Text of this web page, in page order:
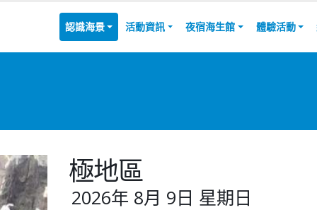
認識海景 活動資訊 夜宿海生館 體驗活動
極地區
2026年 8月 9日 星期日